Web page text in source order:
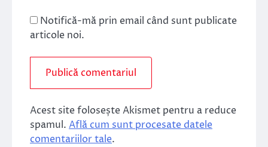
Notifică-mă prin email când sunt publicate
articole noi.
Acest site folosește Akismet pentru a reduce
spamul. Află cum sunt procesate datele
comentariilor tale.